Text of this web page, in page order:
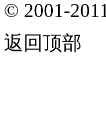
© 2001-2011
返回顶部